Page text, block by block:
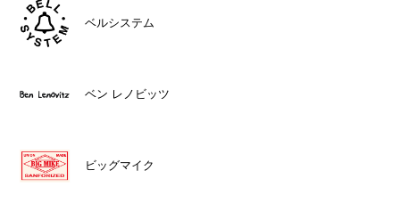
ベルシステム
ベン レノビッツ
ビッグマイク